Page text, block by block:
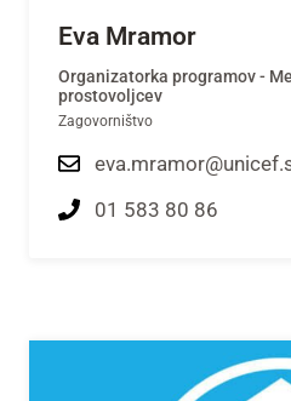
Eva Mramor
Organizatorka programov -
prostovoljcev
Zagovorništvo
01 583 80 86